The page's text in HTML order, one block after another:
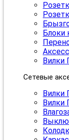
Блоки
Вилки
Сетевые
Вилки
Вилки